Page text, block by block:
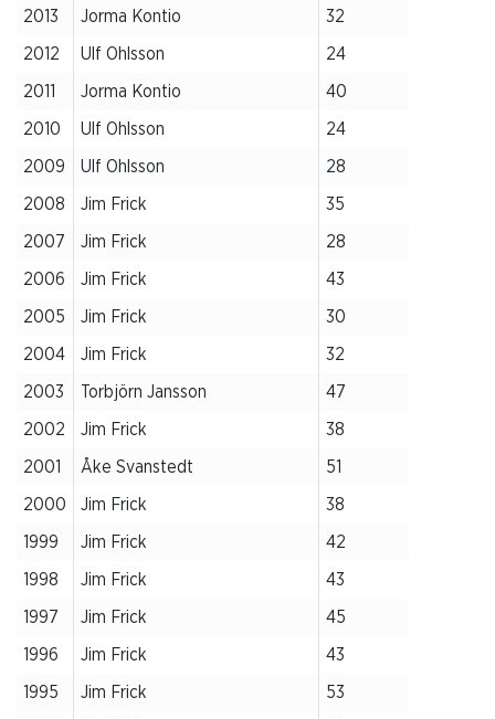
2013 Jorma Kontio 32
2012 Ulf Ohlsson 24
2011 Jorma Kontio 40
2010 Ulf Ohlsson 24
2009 Ulf Ohlsson 28
2008 Jim Frick 35
2007 Jim Frick 28
2006 Jim Frick 43
2005 Jim Frick 30
2004 Jim Frick 32
2003 Torbjörn Jansson 47
2002 Jim Frick 38
2001 Åke Svanstedt 51
2000 Jim Frick 38
1999 Jim Frick 42
1998 Jim Frick 43
1997 Jim Frick 45
1996 Jim Frick 43
1995 Jim Frick 53